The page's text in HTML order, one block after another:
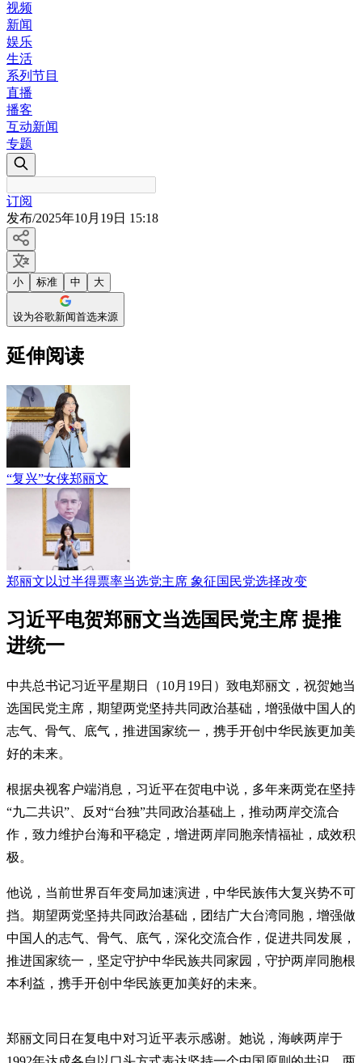
视频
新闻
娱乐
生活
系列节目
直播
播客
互动新闻
专题
订阅
发布/2025年10月19日 15:18
小 标准 中 大
设为谷歌新闻首选来源
延伸阅读
“复兴”女侠郑丽文
郑丽文以过半得票率当选党主席 象征国民党选择改变
习近平电贺郑丽文当选国民党主席 提推
进统一
中共总书记习近平星期日（10月19日）致电郑丽文，祝贺她当
选国民党主席，期望两党坚持共同政治基础，增强做中国人的
志气、骨气、底气，推进国家统一，携手开创中华民族更加美
好的未来。
根据央视客户端消息，习近平在贺电中说，多年来两党在坚持
“九二共识”、反对“台独”共同政治基础上，推动两岸交流合
作，致力维护台海和平稳定，增进两岸同胞亲情福祉，成效积
极。
他说，当前世界百年变局加速演进，中华民族伟大复兴势不可
挡。期望两党坚持共同政治基础，团结广大台湾同胞，增强做
中国人的志气、骨气、底气，深化交流合作，促进共同发展，
推进国家统一，坚定守护中华民族共同家园，守护两岸同胞根
本利益，携手开创中华民族更加美好的未来。
郑丽文同日在复电中对习近平表示感谢。她说，海峡两岸于